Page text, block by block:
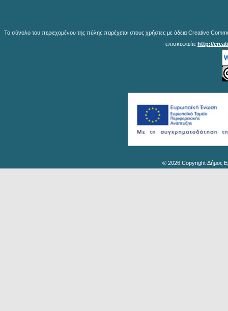
Το σύνολο του περιεχομένου της πύλης παρέχεται στους χρήστες με άδεια Creative
επισκεφτείτε http://
© 2026 Copyright Δήμος